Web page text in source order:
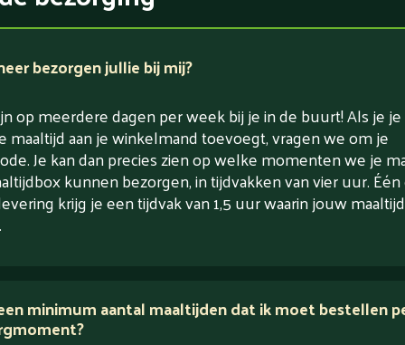
bezorgen jullie bij mij?
op meerdere dagen per week bij je in de buurt! Als je je
maaltijd aan je winkelmand toevoegt, vragen we om je
Je kan dan precies zien op welke momenten we je
kunnen bezorgen, in tijdvakken van vier uur. Één
krijg je een tijdvak van 1,5 uur waarin jouw maaltijd
minimum aantal maaltijden dat ik moet bestellen